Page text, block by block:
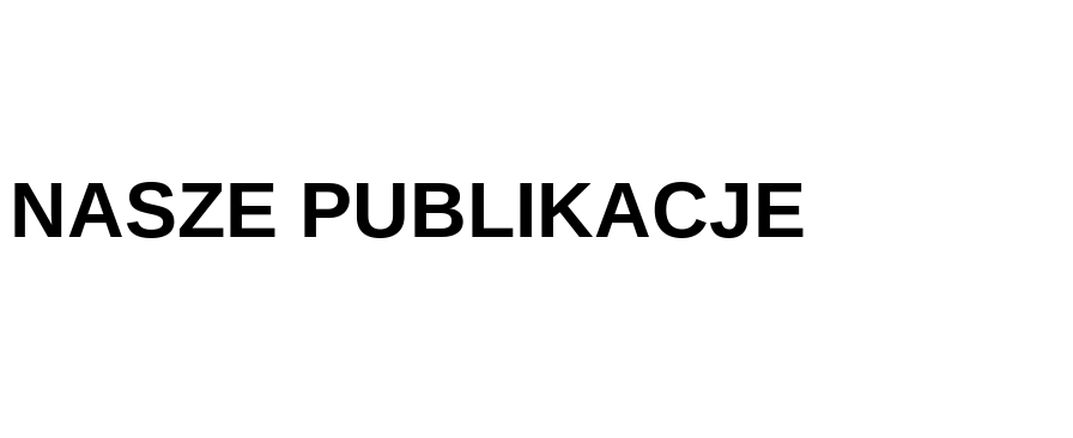
NASZE PUBLIKACJE